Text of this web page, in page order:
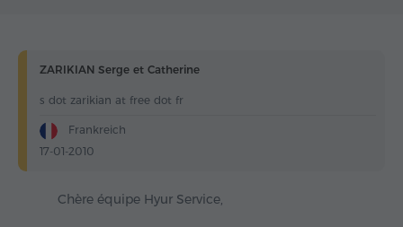
ZARIKIAN Serge et Catherine
s dot zarikian at free dot fr
Frankreich
17-01-2010
Chère équipe Hyur Service,